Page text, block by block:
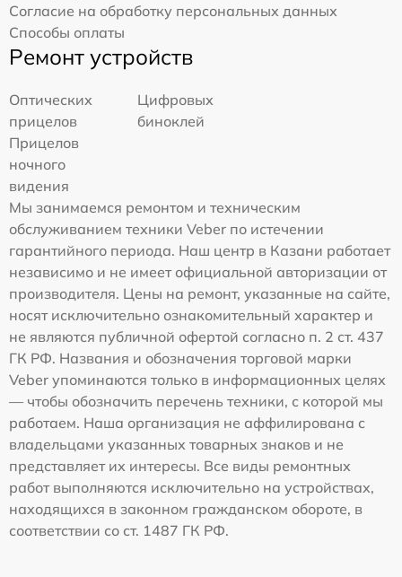
Согласие на обработку персональных данных
Способы оплаты
Ремонт устройств
Оптических
прицелов
Цифровых
биноклей
Прицелов
ночного
видения
Мы занимаемся ремонтом и техническим
обслуживанием техники Veber по истечении
гарантийного периода. Наш центр в Казани работает
независимо и не имеет официальной авторизации от
производителя. Цены на ремонт, указанные на сайте,
носят исключительно ознакомительный характер и
не являются публичной офертой согласно п. 2 ст. 437
ГК РФ. Названия и обозначения торговой марки
Veber упоминаются только в информационных целях
— чтобы обозначить перечень техники, с которой мы
работаем. Наша организация не аффилирована с
владельцами указанных товарных знаков и не
представляет их интересы. Все виды ремонтных
работ выполняются исключительно на устройствах,
находящихся в законном гражданском обороте, в
соответствии со ст. 1487 ГК РФ.